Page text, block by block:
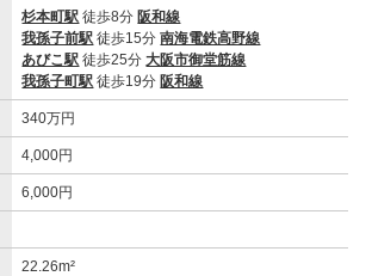
杉本町駅 徒歩8分 阪和線
我孫子前駅 徒歩15分南海電鉄高野線
あびこ駅 徒歩25分大阪市御堂筋線
我孫子町駅 徒歩19分 阪和線
340万円
4,000円
6,000円
22.26m²